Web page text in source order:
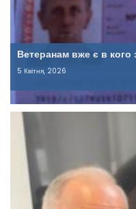
Ветеранам вже є в кого
5 Квітня, 2026